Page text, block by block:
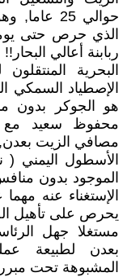
حوالي
الذي حرص حتى
ربابنة أعالي
البحرية
الإصطياد
هو الجوكر بدون
محفوظ سعيد مع
مصافي الزيت
الأسطول اليمني (
الإستغناء عنه
يحرص على تأهيل
مستغلا جهل
بعدن لطبيعة
المشبوهة تحت